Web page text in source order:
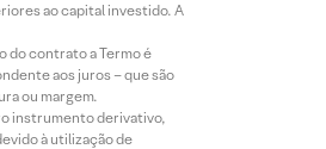
ao capital investido. A
do contrato a Termo é
aos juros – que são
ou margem.
instrumento derivativo,
à utilização de